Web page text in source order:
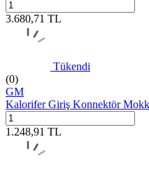
3.680,71 TL
Tükendi
(0)
GM
Kalorifer Giriş Konnektör
1.248,91 TL